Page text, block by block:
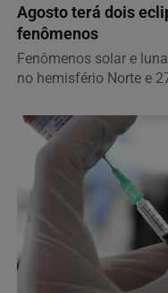
Agosto terá dois
fenômenos
Fenômenos solar e
no hemisfério Norte e